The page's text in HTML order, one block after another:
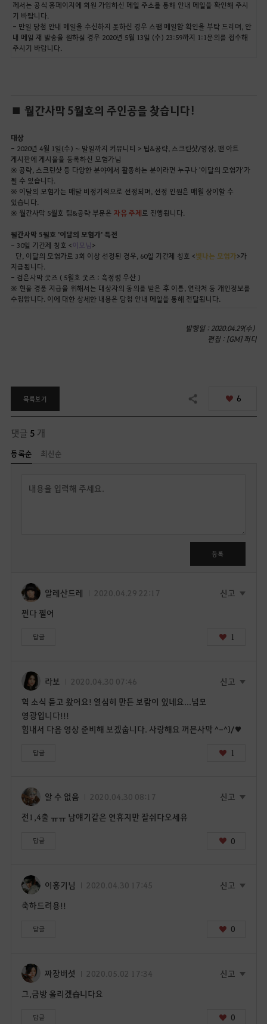
께서는 공식 홈페이지에 회원 가입하신 메일 주소를 통해 안내 메일을 확인해 주시
기 바랍니다.
- 만일 당첨 안내 메일을 수신하지 못하신 경우 스팸 메일함 확인을 부탁 드리며, 안
내 메일 재 발송을 원하실 경우 2020년 5월 13일 (수) 23:59까지 1:1문의를 접수해
주시기 바랍니다.
■ 월간사막 5월호의 주인공을 찾습니다!
대상
- 2020년 4월 1일(수) ~ 말일까지 커뮤니티 > 팁&공략, 스크린샷/영상, 팬 아트
게시판에 게시물을 등록하신 모험가님
※ 공략, 스크린샷 등 다양한 분야에서 활동하는 분이라면 누구나 '이달의 모험가'가
될 수 있습니다.
※ 이달의 모험가는 매달 비정기적으로 선정되며, 선정 인원은 매월 상이할 수
있습니다.
※ 월간사막 5월호 팁&공략 부문은 자유 주제로 진행됩니다.
월간사막 5월호 '이달의 모험가' 특전
- 30일 기간제 칭호 <
>
단, 이달의 모험가로 3회 이상 선정된 경우, 60일 기간제 칭호 <빛나는 모험가>가
지급됩니다.
- 검은사막 굿즈 ( 5월호 굿즈 : 흑정령 우산 )
※ 현물 경품 지급을 위해서는 대상자의 동의를 받은 후 이름, 연락처 등 개인정보를
수집합니다. 이에 대한 상세한 내용은 당첨 안내 메일을 통해 전달됩니다.
발행일 : 2020.04.29(수)
편집 : [GM] 퍼디
목록보기 공유하기 6
댓글 5개
등록순 최신순
용
.
금
그
로
이
습
등록
알레산드레 2020.04.29 22:17
신고
쩐다 쩔어
답글 1
라보 2020.04.30 07:46
신고
헉 소식 듣고 왔어요! 열심히 만든 보람이 있네요...넘모
영광입니다!!!
힘내서 다음 영상 준비해 보겠숩니다. 사랑해요 꺼믄사막 ^-^)/♥
답글 1
알 수 없음 2020.04.30 08:17
신고
전1,4출 ㅠㅠ 남얘기같은 연휴지만 잘쉬다오세유
답글 0
이홍기님 2020.04.30 17:45
신고
축하드려용!!
답글 0
짜장버섯 2020.05.02 17:34
신고
그,금방 올리겠습니다요
답글 0